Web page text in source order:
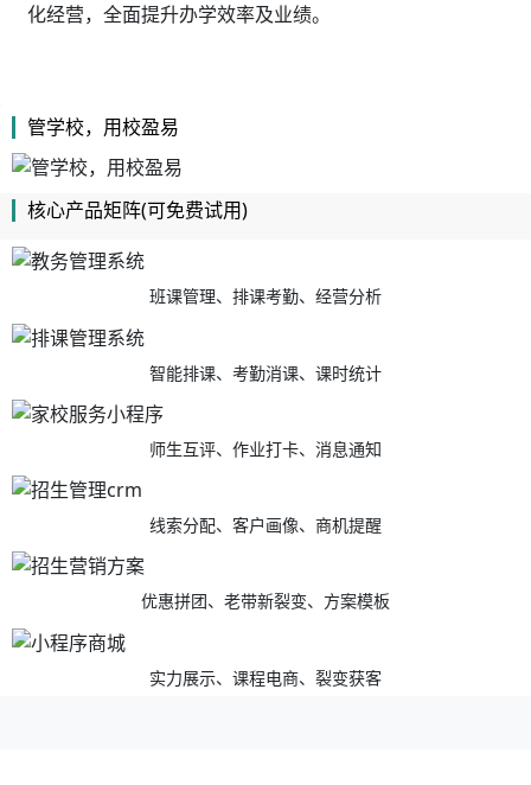
化经营，全面提升办学效率及业绩。
管学校，用校盈易
核心产品矩阵(可免费试用)
班课管理、排课考勤、经营分析
智能排课、考勤消课、课时统计
师生互评、作业打卡、消息通知
线索分配、客户画像、商机提醒
优惠拼团、老带新裂变、方案模板
实力展示、课程电商、裂变获客